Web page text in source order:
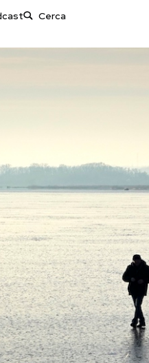
Auto
Ok Boomer!
Media
Europa
Altrecose
Mondiali calcio 2026